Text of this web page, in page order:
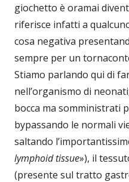
giochetto è oramai
riferisce infatti a
cosa negativa
sempre per un
Stiamo parlando qui di
nell’organismo di
bocca ma somministrati
bypassando le normali
saltando
lymphoid tissue»), il
(presente sul tratto